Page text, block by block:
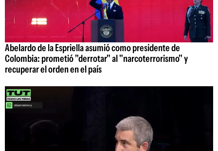
Abelardo de la Espriella asumió como presidente de
Colombia: prometió "derrotar" al "narcoterrorismo" y
recuperar el orden en el país